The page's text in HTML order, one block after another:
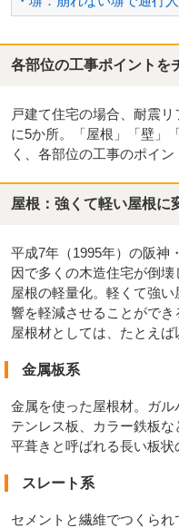
各部位の工事ポイントを
戸建て住宅の場合、耐震
に5か所。「屋根」「壁」
く、各部位の工事のポイン
屋根：強くて軽い屋根に
平成7年（1995年）の阪神
因で多くの木造住宅が倒
屋根の軽量化。軽くて強
響を軽減させることがで
屋根材としては、たとえば
金属板系
金属を使った屋根材。ガ
テンレス板、カラー鉄板な
平葺きと呼ばれる長い板状
スレート系
セメントと繊維でつくら